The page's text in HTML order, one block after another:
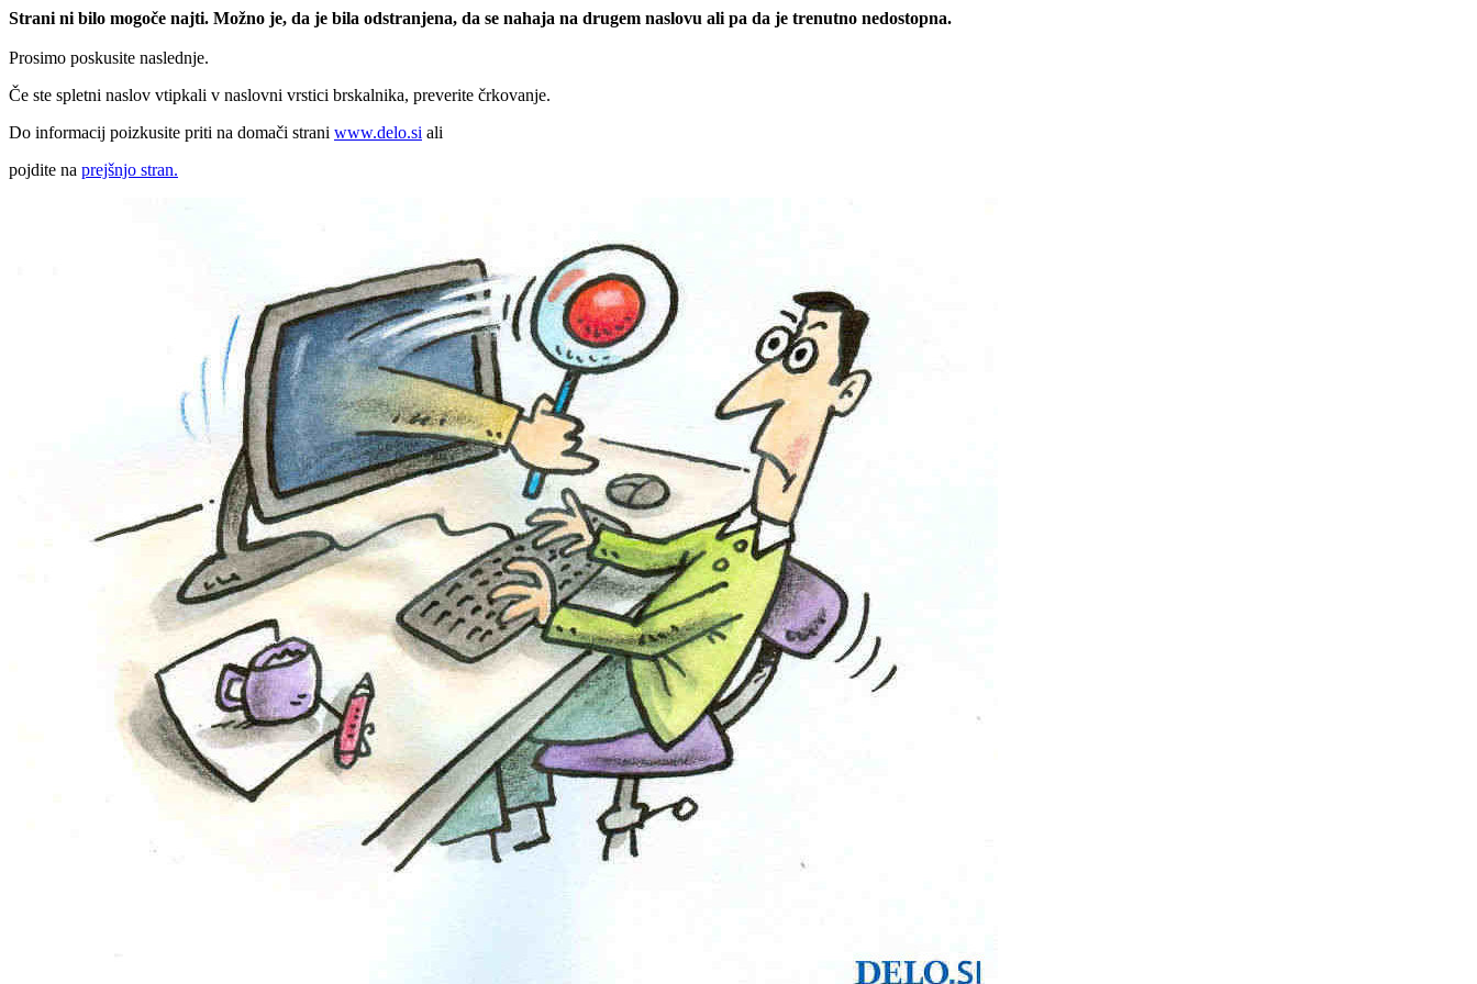
Strani ni bilo mogoče najti. Možno je, da je bila odstranjena, da se nahaja na drugem naslovu ali pa da je trenutno nedostopna.
Prosimo poskusite naslednje.
Če ste spletni naslov vtipkali v naslovni vrstici brskalnika, preverite črkovanje.
Do informacij poizkusite priti na domači strani www.delo.si ali
pojdite na prejšnjo stran.